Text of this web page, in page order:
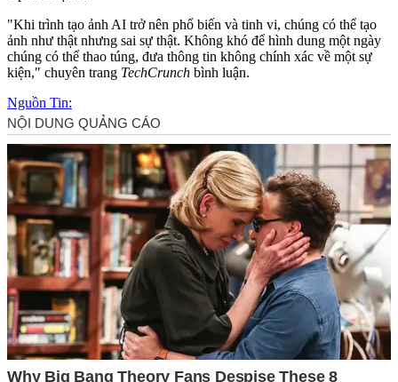
"Khi trình tạo ảnh AI trở nên phổ biến và tinh vi, chúng có thể tạo
ảnh như thật nhưng sai sự thật. Không khó để hình dung một ngày
chúng có thể thao túng, đưa thông tin không chính xác về một sự
kiện," chuyên trang TechCrunch bình luận.
Nguồn Tin: